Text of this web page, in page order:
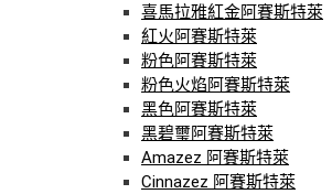
喜馬拉雅紅金阿賽斯特萊
紅火阿賽斯特萊
粉色阿賽斯特萊
粉色火焰阿賽斯特萊
黑色阿賽斯特萊
黑碧璽阿賽斯特萊
Amazez 阿賽斯特萊
Cinnazez 阿賽斯特萊